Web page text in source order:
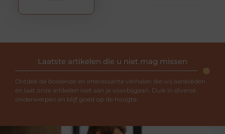
Laatste artikelen die u niet mag missen
Ontdek de boeiende en interessante verhalen die wij aanbieden
en laat onze artikelen niet aan je voorbijgaan. Duik in diverse
onderwerpen en blijf goed op de hoogte.